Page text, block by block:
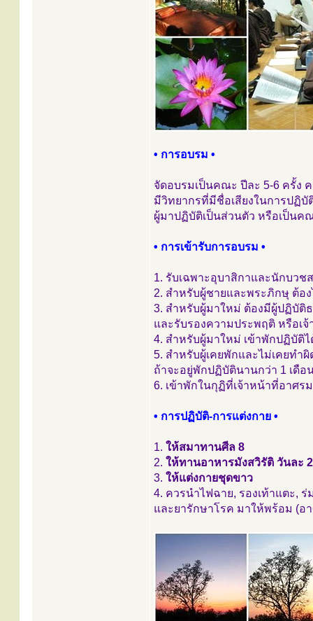
• การอบรม •
จัดอบรมเป็นคณะ ปีละ 5-6 ครั้ง
มีวิทยากรที่มีชื่อเสียงในการปฏิ
ผู้มาปฏิบัติเป็นส่วนตัว หรือเป็นค
• การเข้ารับการอบรม •
1. รับเฉพาะอุบาสิกาและนักบวช
2. สำหรับผู้ชายและพระภิกษุ ต้อ
3. สำหรับผู้มาใหม่ ต้องมีผู้ปฏิบัติ
และรับรองความประพฤติ หรือเ
4. สำหรับผู้มาใหม่ เข้าพักปฏิบัติไ
5. สำหรับผู้เคยพักและไม่เคยทำผิ
ถ้าจะอยู่พักปฏิบัตินานกว่า 1 เดื
6. เข้าพักในกุฏิที่เจ้าหน้าที่อาศร
• การปฏิบัติ-การแต่งกาย •
1. ให้สมาทานศีล 8
2. ให้ทานอาหารมังสวิรัติ วันละ
3. ให้แต่งกายชุดขาว
4. ควรนำไฟฉาย, รองเท้าแตะ,
และยารักษาโรค มาให้พร้อม (อ